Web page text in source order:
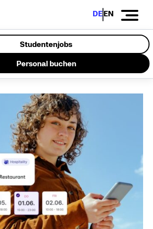
DEEN
Studentenjobs
Personal buchen